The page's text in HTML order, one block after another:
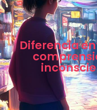
Diferencia